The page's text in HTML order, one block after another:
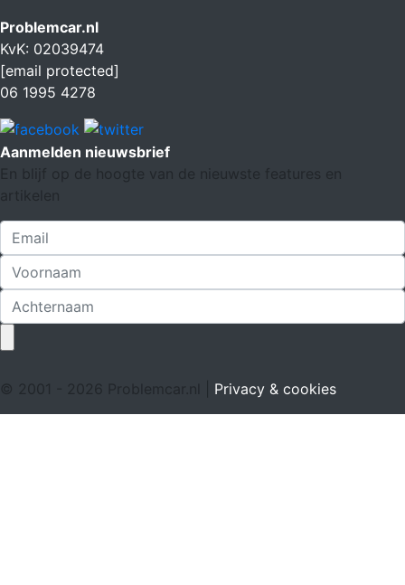
Problemcar.nl
KvK: 02039474
[email protected]
06 1995 4278
Aanmelden nieuwsbrief
En blijf op de hoogte van de nieuwste features en
artikelen
© 2001 - 2026 Problemcar.nl | Privacy & cookies